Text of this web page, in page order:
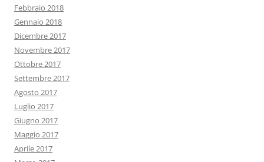
Febbraio 2018
Gennaio 2018
Dicembre 2017
Novembre 2017
Ottobre 2017
Settembre 2017
Agosto 2017
Luglio 2017
Giugno 2017
Maggio 2017
Aprile 2017